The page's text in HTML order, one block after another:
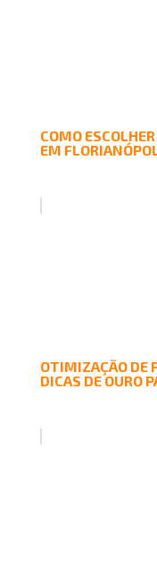
COMO
EM
OTIMIZAÇÃO DE
DICAS DE OURO